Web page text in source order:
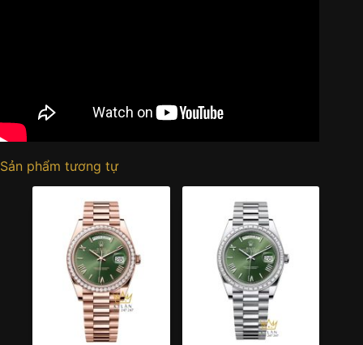
Sản phẩm tương tự